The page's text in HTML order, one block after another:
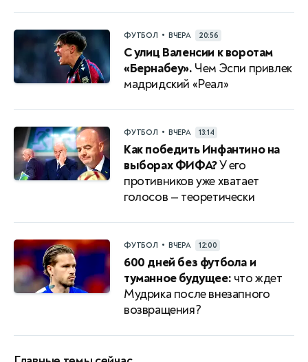
ФУТБОЛ • ВЧЕРА 20:56
С улиц Валенсии к воротам
«Бернабеу». Чем Эспи привлек
мадридский «Реал»
ФУТБОЛ • ВЧЕРА 13:14
Как победить Инфантино на
выборах ФИФА?У его
противников уже хватает
голосов — теоретически
ФУТБОЛ • ВЧЕРА 12:00
600 дней без футбола и
туманное будущее: что ждет
Мудрика после внезапного
возвращения?